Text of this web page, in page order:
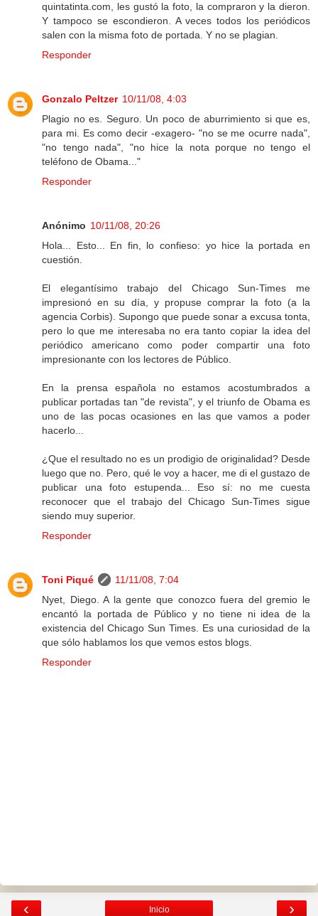
quintatinta.com, les gustó la foto, la compraron y la dieron.
Y tampoco se escondieron. A veces todos los periódicos
salen con la misma foto de portada. Y no se plagian.
Responder
Gonzalo Peltzer 10/11/08, 4:03
Plagio no es. Seguro. Un poco de aburrimiento si que es,
para mi. Es como decir -exagero- "no se me ocurre nada",
"no tengo nada", "no hice la nota porque no tengo el
teléfono de Obama..."
Responder
Anónimo 10/11/08, 20:26
Hola... Esto... En fin, lo confieso: yo hice la portada en
cuestión.
El elegantísimo trabajo del Chicago Sun-Times me
impresionó en su día, y propuse comprar la foto (a la
agencia Corbis). Supongo que puede sonar a excusa tonta,
pero lo que me interesaba no era tanto copiar la idea del
periódico americano como poder compartir una foto
impresionante con los lectores de Público.
En la prensa española no estamos acostumbrados a
publicar portadas tan "de revista", y el triunfo de Obama es
uno de las pocas ocasiones en las que vamos a poder
hacerlo...
¿Que el resultado no es un prodigio de originalidad? Desde
luego que no. Pero, qué le voy a hacer, me di el gustazo de
publicar una foto estupenda... Eso sí: no me cuesta
reconocer que el trabajo del Chicago Sun-Times sigue
siendo muy superior.
Responder
Toni Piqué
11/11/08, 7:04
Nyet, Diego. A la gente que conozco fuera del gremio le
encantó la portada de Público y no tiene ni idea de la
existencia del Chicago Sun Times. Es una curiosidad de la
que sólo hablamos los que vemos estos blogs.
Responder
‹ ›
Inicio